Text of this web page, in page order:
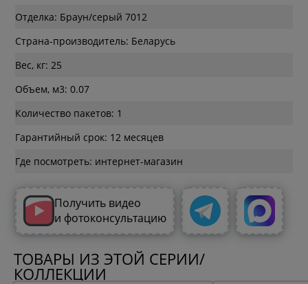
Отделка: Браун/серый 7012
Страна-производитель: Беларусь
Вес, кг: 25
Объем, м3: 0.07
Количество пакетов: 1
Гарантийный срок: 12 месяцев
Где посмотреть: интернет-магазин
Получить видео
и фотоконсультацию
ТОВАРЫ ИЗ ЭТОЙ СЕРИИ/
КОЛЛЕКЦИИ